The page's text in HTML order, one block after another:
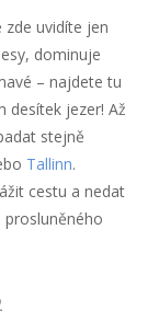
uvidíte jen
dominuje
– najdete tu
desítek jezer! Až
stejně
Tallinn.
cestu a nedat